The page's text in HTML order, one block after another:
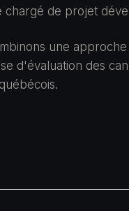
chargé de projet
une
d'évaluation des